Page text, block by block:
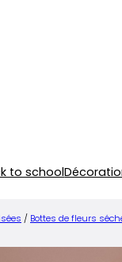
to school
/ Bottes de fleurs